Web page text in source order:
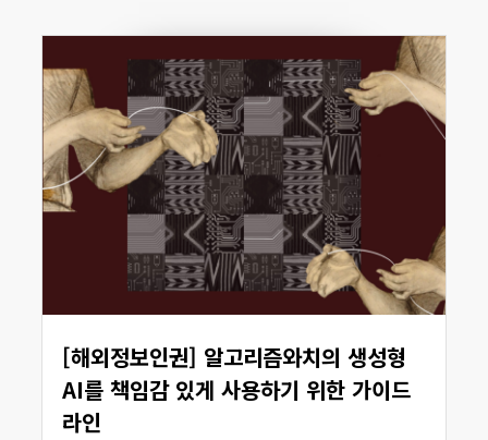
[해외정보인권] 알고리즘와치의 생성형
AI를 책임감 있게 사용하기 위한 가이드
라인